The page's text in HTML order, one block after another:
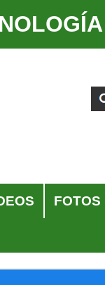
FOTOS